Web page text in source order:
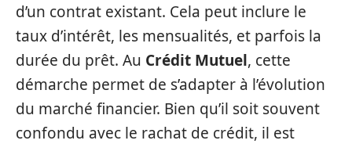
d’un contrat existant. Cela peut inclure le
taux d’intérêt, les mensualités, et parfois la
durée du prêt. Au Crédit Mutuel, cette
démarche permet de s’adapter à l’évolution
du marché financier. Bien qu’il soit souvent
confondu avec le rachat de crédit, il est